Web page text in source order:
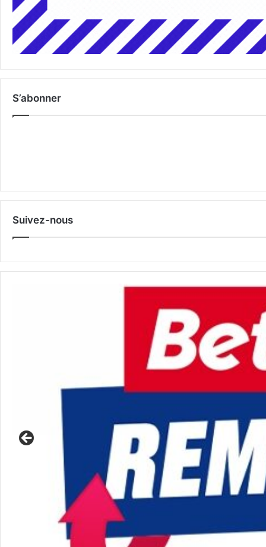
S’abonner
Suivez-nous